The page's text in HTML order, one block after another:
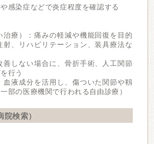
感染症などで炎症程度を確認する
治療）：痛みの軽減や機能回復を目的
、リハビリテーション、装具療法な
善しない場合に、骨折手術、人工関節
行う
血液成分を活用し、傷ついた関節や靱
部の医療機関で行われる自由診療）
検索）